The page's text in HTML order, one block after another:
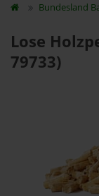
Bundesland
Lose
79733)